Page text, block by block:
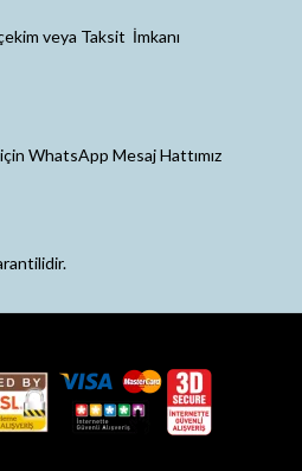
veya Taksit İmkanı
WhatsApp Mesaj Hattımız